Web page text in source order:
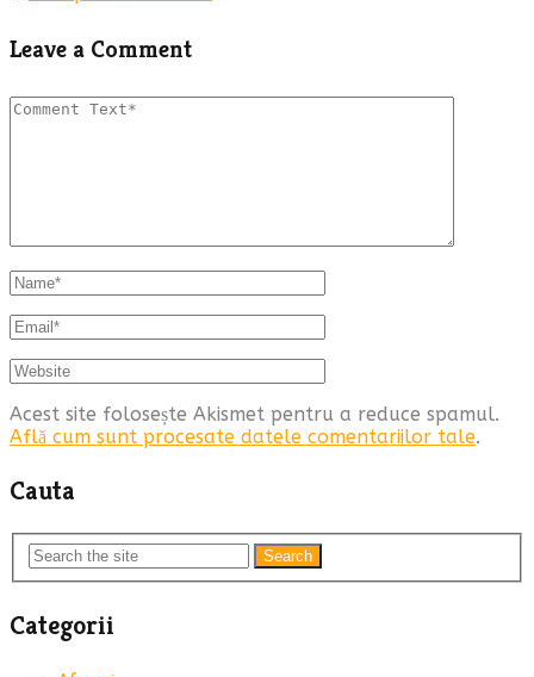
Leave a Comment
Acest site folosește Akismet pentru a reduce spamul.
Află cum sunt procesate datele comentariilor tale.
Cauta
Search
Categorii